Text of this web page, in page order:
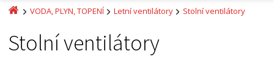
VODA, PLYN, TOPENÍ Letní ventilátory Stolní ventilátory
Stolní ventilátory